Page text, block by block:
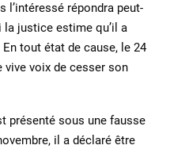
l’intéressé répondra peut-
justice estime qu’il a
tout état de cause, le 24
vive voix de cesser son
présenté sous une fausse
il a déclaré être